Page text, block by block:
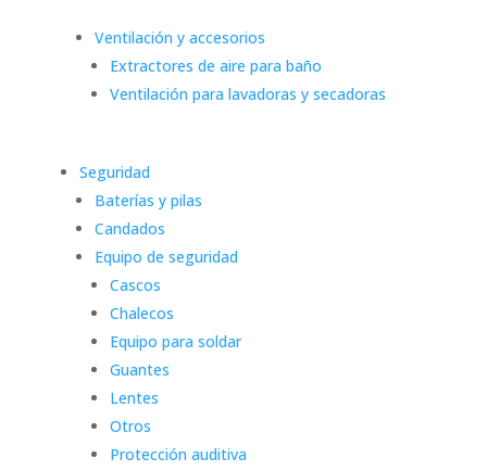
Ventilación y accesorios
Extractores de aire para baño
Ventilación para lavadoras y secadoras
Seguridad
Baterías y pilas
Candados
Equipo de seguridad
Cascos
Chalecos
Equipo para soldar
Guantes
Lentes
Otros
Protección auditiva